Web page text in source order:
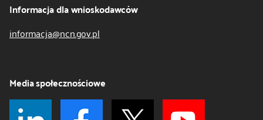
Informacja dla wnioskodawców
informacja@ncn.gov.pl
Media społecznościowe